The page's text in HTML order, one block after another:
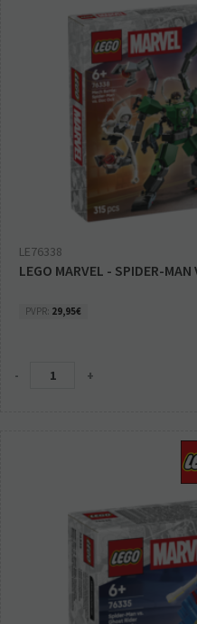
LE76338
LEGO MARVEL - SPIDER-
PVPR: 29,95€
- +